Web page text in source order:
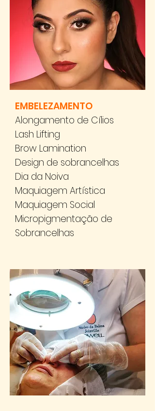
EMBELEZAMENTO
Alongamento de Cílios
Lash Lifting
Brow Lamination
Design de sobrancelhas
Dia da Noiva
Maquiagem Artística
Maquiagem Social
Micropigmentação de
Sobrancelhas